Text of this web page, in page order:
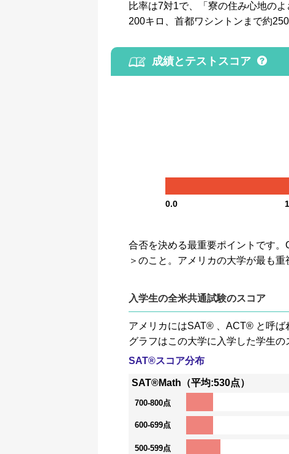
比率は7対1で、「寮の住み心地の
200キロ、首都ワシントンまで約250
成績とテストスコア
0.0
合否を決める最重要ポイントです
＞のこと。アメリカの大学が最も重
入学生の全米共通試験のスコア
アメリカにはSAT® 、ACT® と呼ば
グラフはこの大学に入学した学生の
SAT®スコア分布
SAT®Math（平均:530点）
700-800点
600-699点
500-599点